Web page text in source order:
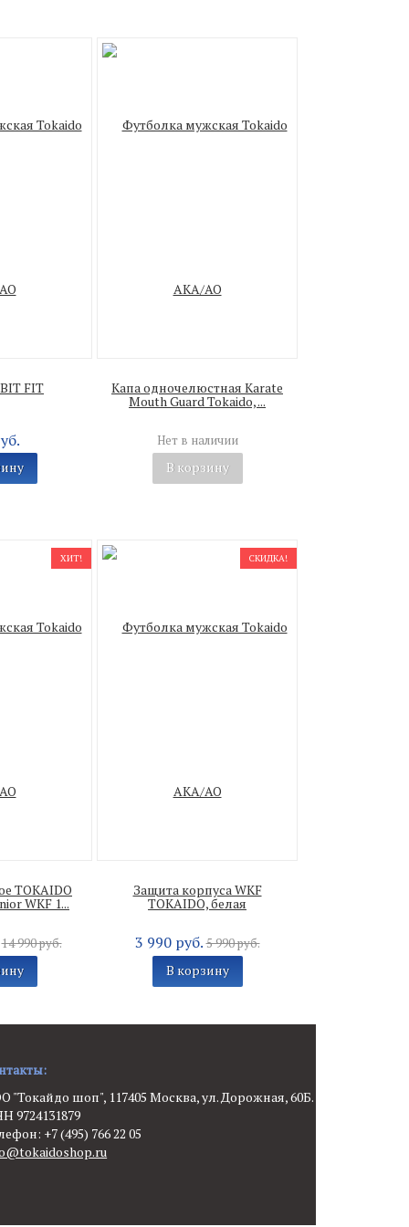
FIT Капа одночелюстная Karate
Mouth Guard Tokaido, ...
Нет в наличии
В корзину
ХИТ!
TOKAIDO
WKF 1...
14 990 руб.
СКИДКА!
Защита корпуса WKF
TOKAIDO, белая
3 990 руб.5 990 руб.
В корзину
"Токайдо шоп", 117405 Москва, ул. Дорожная, 60Б.
9724131879
+7 (495) 766 22 05